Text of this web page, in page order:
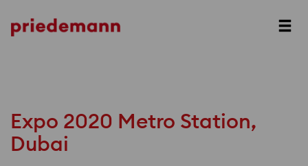
Prev
Expo 2020 Metro Station,
Dubai